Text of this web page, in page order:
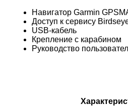
Навигатор Garmin
Доступ к сервису
USB-кабель
Крепление с карабином
Руководство